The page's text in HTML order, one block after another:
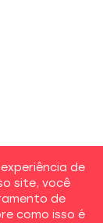
de
site, você
de
como isso é